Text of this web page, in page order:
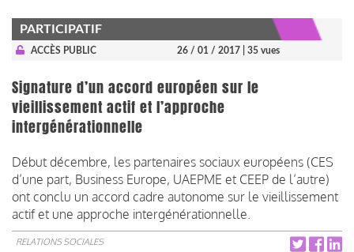
PARTICIPATIF
ACCÈS PUBLIC 26 / 01 / 2017 | 35 vues
Signature d’un accord européen sur le
vieillissement actif et l’approche
intergénérationnelle
Début décembre, les partenaires sociaux européens (CES
d’une part, Business Europe, UAEPME et CEEP de l’autre)
ont conclu un accord cadre autonome sur le vieillissement
actif et une approche intergénérationnelle.
RELATIONS SOCIALES